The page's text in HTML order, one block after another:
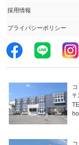
採用情報
プライバシーポリシー